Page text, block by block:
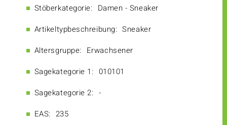
Stöberkategorie: Damen - Sneaker
Artikeltypbeschreibung: Sneaker
Altersgruppe: Erwachsener
Sagekategorie 1: 010101
Sagekategorie 2: -
EAS: 235